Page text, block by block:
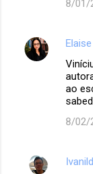
8/01/
ao
8/02/